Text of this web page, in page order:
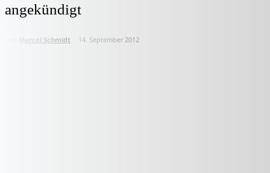
angekündigt
Marcel Schmidt 14. September 2012